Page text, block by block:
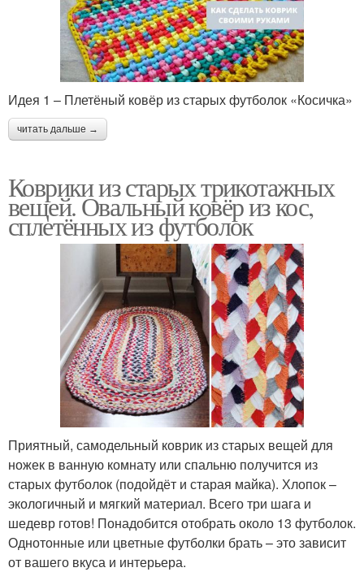
Идея 1 – Плетёный ковёр из старых футболок «Косичка»
читать дальше →
Коврики из старых трикотажных
вещей. Овальный ковёр из кос,
сплетённых из футболок
Приятный, самодельный коврик из старых вещей для
ножек в ванную комнату или спальню получится из
старых футболок (подойдёт и старая майка). Хлопок –
экологичный и мягкий материал. Всего три шага и
шедевр готов! Понадобится отобрать около 13 футболок.
Однотонные или цветные футболки брать – это зависит
от вашего вкуса и интерьера.